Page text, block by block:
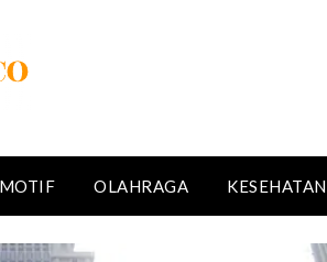
OLAHRAGA KESEHATAN